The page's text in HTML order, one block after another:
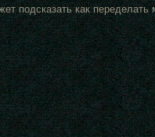
подсказать как